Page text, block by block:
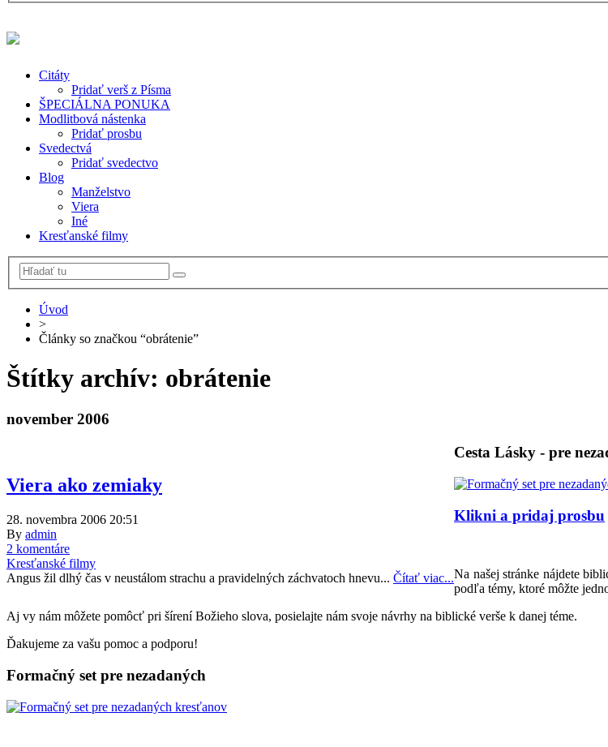
Citáty
Pridať verš z Písma
ŠPECIÁLNA PONUKA
Modlitbová nástenka
Pridať prosbu
Svedectvá
Pridať svedectvo
Blog
Manželstvo
Viera
Iné
Kresťanské filmy
Úvod
>
Články so značkou “obrátenie”
Štítky archív: obrátenie
november 2006
Viera ako zemiaky
28. novembra 2006 20:51
By admin
2 komentáre
Kresťanské filmy
Angus žil dlhý čas v neustálom strachu a pravidelných záchvatoch hnevu... Čítať viac...
Cesta Lásky - pre
Klikni a pridaj prosbu
Na našej stránke nájdete
podľa témy, ktoré môžte
Aj vy nám môžete pomôcť pri šírení Božieho slova, posielajte nám svoje návrhy na biblické verše k danej téme.
Ďakujeme za vašu pomoc a podporu!
Formačný set pre nezadaných